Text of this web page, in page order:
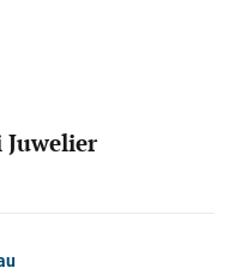
Juwelier